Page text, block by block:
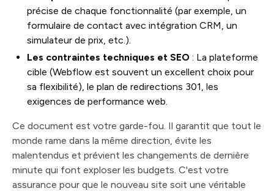
précise de chaque fonctionnalité (par exemple, un
formulaire de contact avec intégration CRM, un
simulateur de prix, etc.).
Les contraintes techniques et SEO : La plateforme
cible (Webflow est souvent un excellent choix pour
sa flexibilité), le plan de redirections 301, les
exigences de performance web.
Ce document est votre garde-fou. Il garantit que tout le
monde rame dans la même direction, évite les
malentendus et prévient les changements de dernière
minute qui font exploser les budgets. C'est votre
assurance pour que le nouveau site soit une véritable